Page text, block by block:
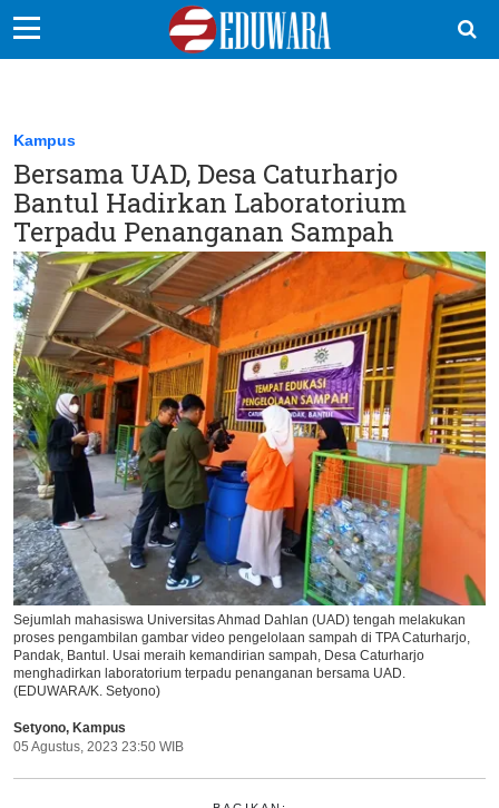
Sekolah Kita
Vokasi
Kampus
Idea
Sains
EduDana
Ikuti Kami di:
Kampus
Bersama UAD, Desa Caturharjo
Bantul Hadirkan Laboratorium
Terpadu Penanganan Sampah
Sejumlah mahasiswa Universitas Ahmad Dahlan (UAD) tengah melakukan
proses pengambilan gambar video pengelolaan sampah di TPA Caturharjo,
Pandak, Bantul. Usai meraih kemandirian sampah, Desa Caturharjo
menghadirkan laboratorium terpadu penanganan bersama UAD.
(EDUWARA/K. Setyono)
Setyono, Kampus
05 Agustus, 2023 23:50 WIB